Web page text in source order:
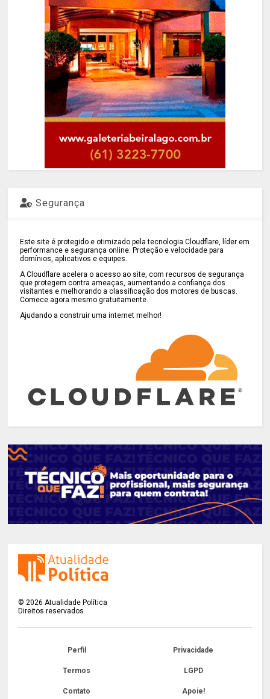
Segurança
Este site é protegido e otimizado pela tecnologia Cloudflare, líder em
performance e segurança online. Proteção e velocidade para
domínios, aplicativos e equipes.
A Cloudflare acelera o acesso ao site, com recursos de segurança
que protegem contra ameaças, aumentando a confiança dos
visitantes e melhorando a classificação dos motores de buscas.
Comece agora mesmo gratuitamente.
Ajudando a construir uma internet melhor!
©2026 Atualidade Política
Direitos reservados.
Perfil Privacidade
Termos LGPD
Contato Apoie!